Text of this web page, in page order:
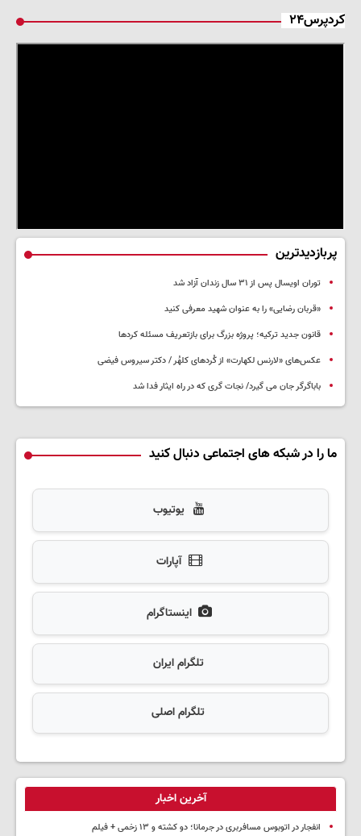
کردپرس۲۴
پربازدیدترین
توران اویسال پس از ۳۱ سال زندان آزاد شد
«قربان رضایی» را به عنوان شهید معرفی کنید
قانون جدید ترکیه؛ پروژه بزرگ‌ برای بازتعریف مسئله کردها
عکس‌های «لارنس لکهارت» از کُردهای کلهُر / دکتر سیروس فیضی
باباگرگر جان می گیرد/ نجات گری که در راه ایثار فدا شد
ما را در شبکه های اجتماعی دنبال کنید
یوتیوب
آپارات
اینستاگرام
تلگرام ایران
تلگرام اصلی
آخرین اخبار
انفجار در اتوبوس مسافربری در جرمانا؛ دو کشته و ۱۳ زخمی + فیلم